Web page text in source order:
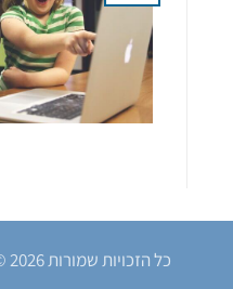
כל הזכויות שמורות 2026 ©